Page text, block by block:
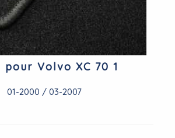
pour Volvo XC 70 1
01-2000 / 03-2007